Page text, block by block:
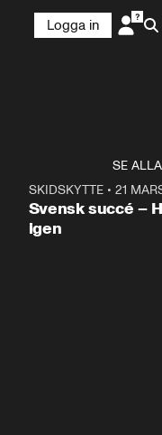
Logga in
SE ALLA
SKIDSKYTTE• 21
Svensk succé –
igen